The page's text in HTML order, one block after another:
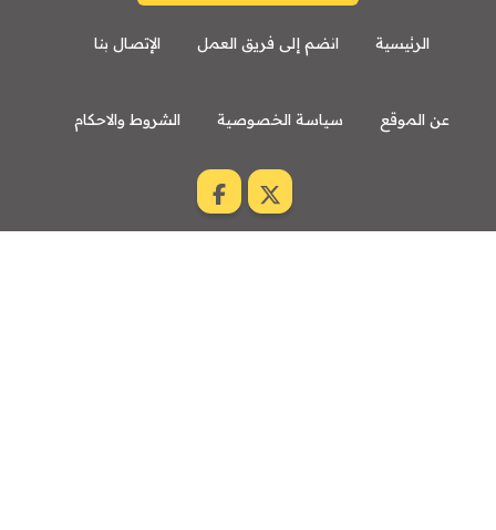
الرئيسية انضم إلى فريق العمل الإتصال بنا
عن الموقع سياسة الخصوصية الشروط والاحكام